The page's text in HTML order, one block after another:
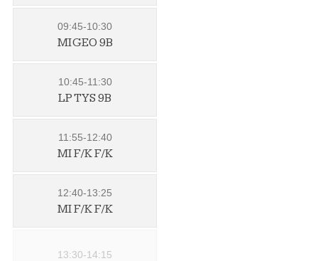
09:45-10:30
MI GEO 9B
10:45-11:30
LP TYS 9B
11:55-12:40
MI F/K F/K
12:40-13:25
MI F/K F/K
13:30-14:15